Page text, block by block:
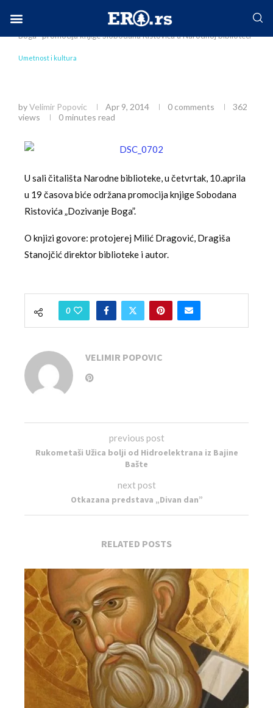
Home Umetnost i kultura
Boga”-promocija knjige Slobodana Ristovića u Narodnoj biblioteci
Umetnost i kultura
byVelimir Popovic Apr 9, 2014 0 comments
362
views
0 minutes read
U sali čitališta Narodne biblioteke, u četvrtak, 10.aprila
u 19 časova biće održana promocija knjige Sobodana
Ristovića „Dozivanje Boga”.
O knjizi govore: protojerej Milić Dragović, Dragiša
Stanojčić direktor biblioteke i autor.
0
VELIMIR POPOVIC
previous post
Rukometaši Užica bolji od Hidroelektrana iz Bajine
Bašte
next post
Otkazana predstava „Divan dan”
RELATED POSTS